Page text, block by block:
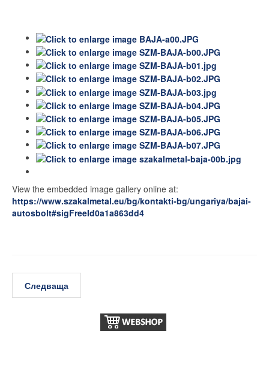
View the embedded image gallery online at:
https://www.szakalmetal.eu/bg/kontakti-bg/ungariya/bajai-
autosbolt#sigFreeId0a1a863dd4
Следваща